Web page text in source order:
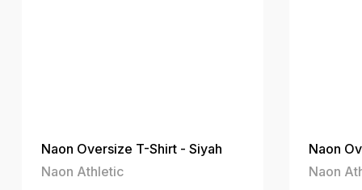
Naon Oversize T-Shirt - Siyah
Naon Athletic
Naon
Naon